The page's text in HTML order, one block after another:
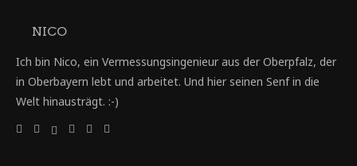
NICO
Ich bin Nico, ein Vermessungsingenieur aus der Oberpfalz, der
in Oberbayern lebt und arbeitet. Und hier seinen Senf in die
Welt hinausträgt. :-)